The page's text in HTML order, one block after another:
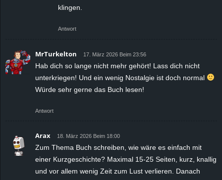
klingen.
Antwort
MrTurkelton 17. März 2026 Beim 23:56
Hab dich so lange nicht mehr gehört! Lass dich nicht
unterkriegen! Und ein wenig Nostalgie ist doch normal
Würde sehr gerne das Buch lesen!
Antwort
Arax 18. März 2026 Beim 18:00
Zum Thema Buch schreiben, wie wäre es einfach mit
einer Kurzgeschichte? Maximal 15-25 Seiten, kurz, knallig
und vor allem wenig Zeit zum Lust verlieren. Danach